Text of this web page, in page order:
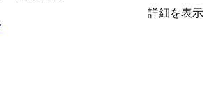
詳細を表示